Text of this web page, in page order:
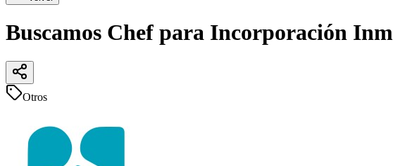
Buscamos Chef para Incorporación
Otros